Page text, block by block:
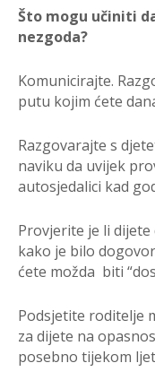
Što mogu učiniti
nezgoda?
Komunicirajte.
putu kojim ćete
Razgovarajte s
naviku da uvijek
autosjedalici kad
Provjerite je li
kako je bilo
ćete možda biti
Podsjetite roditelje
za dijete na
posebno tijekom